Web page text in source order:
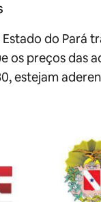
do Pará
os preços das
estejam